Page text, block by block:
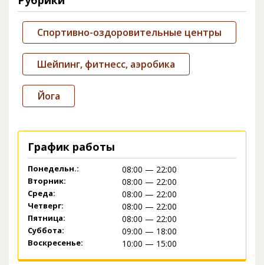
Спортивно-оздоровительные центры
Шейпинг, фитнесс, аэробика
Йога
График работы
Понедельн.: 08:00 — 22:00
Вторник: 08:00 — 22:00
Среда: 08:00 — 22:00
Четверг: 08:00 — 22:00
Пятница: 08:00 — 22:00
Суббота: 09:00 — 18:00
Воскресенье: 10:00 — 15:00